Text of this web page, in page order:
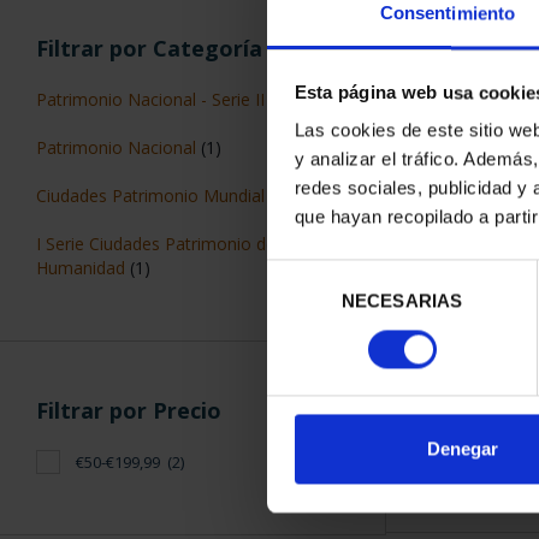
Consentimiento
Esta página web usa
Las cookies de este sitio
y analizar el tráfico.
redes sociales, publicidad y
que hayan recopilado a
consentimiento
NECESARIAS
Denegar
Filtrar por Categoría
Patrimonio Nacional - Serie II
Patrimonio Nacional (1)
Ciudades Patrimonio Mundial
I Serie Ciudades Patrimonio de la
Humanidad (1)
Filtrar por Precio
€50-€199,99 (2)
PALACIO
ORDENAR POR: